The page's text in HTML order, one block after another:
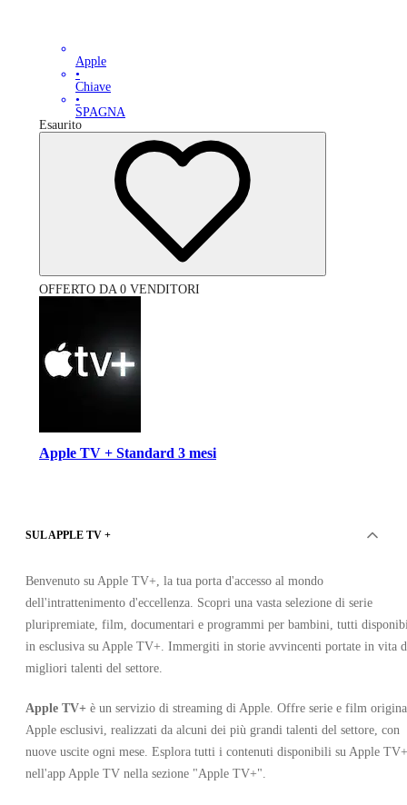
Apple
•
Chiave
•
SPAGNA
Esaurito
OFFERTO DA 0 VENDITORI
Apple TV + Standard 3 mesi
Apple
•
Chiave
STATI UNITI
SUL APPLE TV +
Benvenuto su Apple TV+, la tua porta d'accesso al mondo
dell'intrattenimento d'eccellenza. Scopri una vasta selezione di serie
pluripremiate, film, documentari e programmi per bambini, tutti
in esclusiva su Apple TV+. Immergiti in storie avvincenti portate in vita
migliori talenti del settore.
Apple TV+ è un servizio di streaming di Apple. Offre serie e film
Apple esclusivi, realizzati da alcuni dei più grandi talenti del settore, con
nuove uscite ogni mese. Esplora tutti i contenuti disponibili su Apple TV+
nell'app Apple TV nella sezione "Apple TV+".